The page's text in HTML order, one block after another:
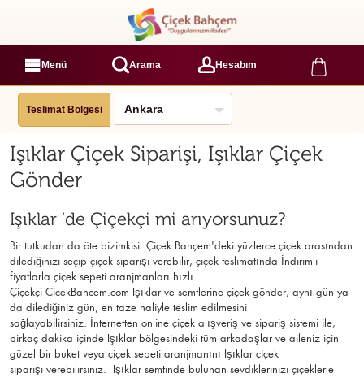
Menü Arama Hesabım
Teslimat Bölgesi
Işıklar Çiçek Siparişi, Işıklar Çiçek
Gönder
Işıklar 'de Çiçekçi mi arıyorsunuz?
Bir tutkudan da öte bizimkisi. Çiçek Bahçem'deki yüzlerce çiçek arasından
dilediğinizi seçip çiçek siparişi verebilir, çiçek teslimatında İndirimli
fiyatlarla çiçek sepeti aranjmanları hızlı
Çiçekçi CicekBahcem.com Işıklar ve semtlerine çiçek gönder, aynı gün ya
da dilediğiniz gün, en taze haliyle teslim edilmesini
sağlayabilirsiniz. İnternetten online çiçek alışveriş ve sipariş sistemi ile,
birkaç dakika içinde Işıklar bölgesindeki tüm arkadaşlar ve aileniz için
güzel bir buket veya çiçek sepeti aranjmanını Işıklar çiçek
siparişi verebilirsiniz. Işıklar semtinde bulunan sevdiklerinizi çiçeklerle